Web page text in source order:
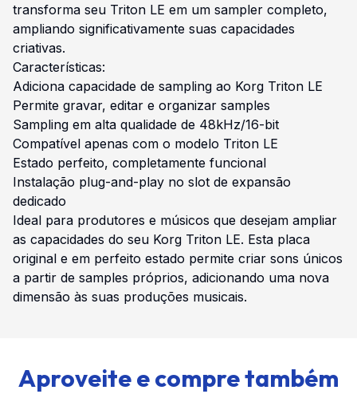
transforma seu Triton LE em um sampler completo,
ampliando significativamente suas capacidades
criativas.
Características:
Adiciona capacidade de sampling ao Korg Triton LE
Permite gravar, editar e organizar samples
Sampling em alta qualidade de 48kHz/16-bit
Compatível apenas com o modelo Triton LE
Estado perfeito, completamente funcional
Instalação plug-and-play no slot de expansão
dedicado
Ideal para produtores e músicos que desejam ampliar
as capacidades do seu Korg Triton LE. Esta placa
original e em perfeito estado permite criar sons únicos
a partir de samples próprios, adicionando uma nova
dimensão às suas produções musicais.
Aproveite e compre também